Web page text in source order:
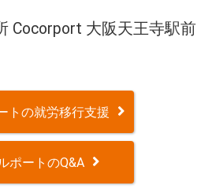
Cocorport 大阪天王寺駅前
トの就労移行支援
ポートのQ&A